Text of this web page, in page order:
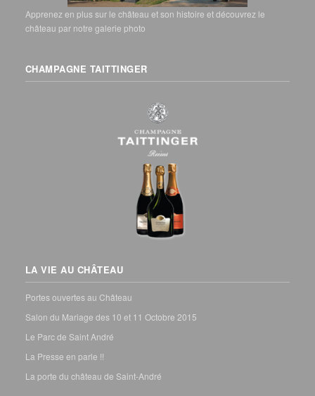
Apprenez en plus sur le château et son histoire et découvrez le
château par notre galerie photo
CHAMPAGNE TAITTINGER
LA VIE AU CHÂTEAU
Portes ouvertes au Château
Salon du Mariage des 10 et 11 Octobre 2015
Le Parc de Saint André
La Presse en parle !!
La porte du château de Saint-André